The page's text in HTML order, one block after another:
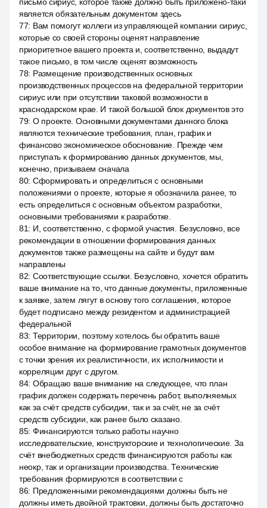
является обязательным документом здесь
77: Вам помогут коллеги из управляющей компании сириус,
которые со своей стороны оценят направление
приоритетное вашего проекта и, соответственно, выдадут
такое письмо, в том числе оценят возможность
78: Размещение производственных основных
производственных процессов на федеральной территории
сириус или при отсутствии таковой возможности в
краснодарском крае. И такой большой блок документов это
79: О проекте. Основными документами данного блока
являются технические требования, план, график и
финансово экономическое обоснование. Прежде чем
приступать к формированию данных документов, мы,
конечно, призываем сначала
80: Сформировать и определиться с основными
положениями о проекте, которые я обозначила ранее, то
есть определиться с основным объектом разработки,
основными требованиями к разработке.
81: И, соответственно, с формой участия. Безусловно, все
рекомендации в отношении формирования данных
документов также размещены на сайте и будут вам
направлены
82: Соответствующие ссылки. Безусловно, хочется обратить
ваше внимание на то, что данные документы, приложенные
к заявке, затем лягут в основу того соглашения, которое
будет подписано между резидентом и администрацией
федеральной
83: Территории, поэтому хотелось бы обратить ваше
особое внимание на формирование грамотных документов
с точки зрения их реалистичности, их исполнимости и
корреляции друг с другом.
84: Обращаю ваше внимание на следующее, что план
график должен содержать перечень работ, выполняемых
как за счёт средств субсидии, так и за счёт, не за счёт
средств субсидии, как ранее было сказано.
85: Финансируются только работы научно
исследовательские, конструкторские и технологические. За
счёт внебюджетных средств финансируются работы как
неокр, так и организации производства. Технические
требования формируются в соответствии с
86: Предложенными рекомендациями должны быть не
должны иметь двойной трактовки, должны быть достаточно